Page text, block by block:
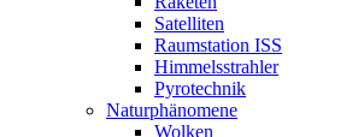
Satelliten
Raumstation ISS
Himmelsstrahler
Pyrotechnik
Naturphänomene
Wolken